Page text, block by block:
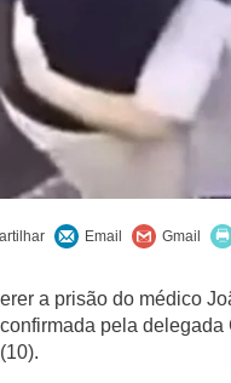
a prisão do médico
pela